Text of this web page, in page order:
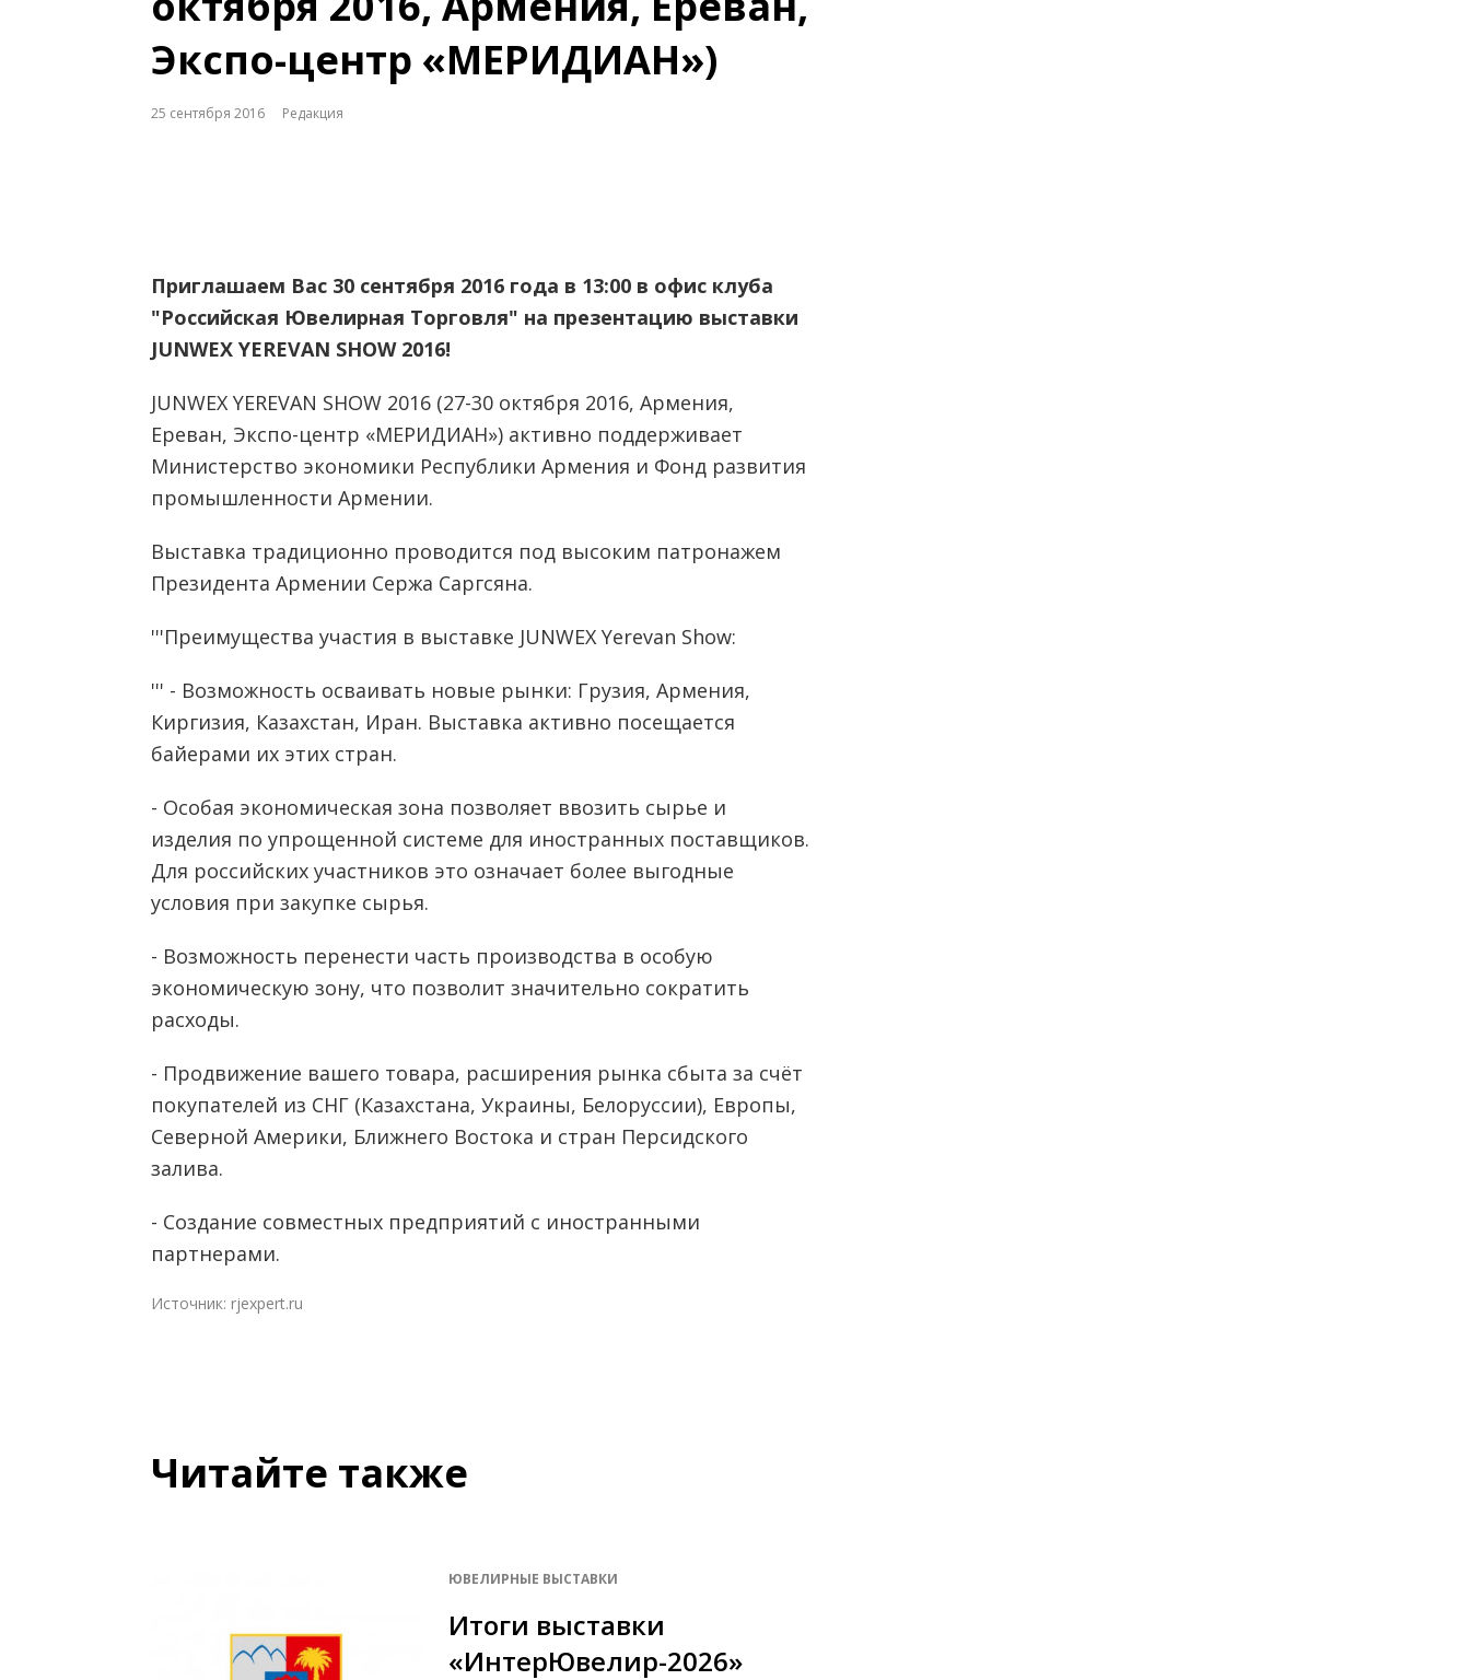
Экспо-центр «МЕРИДИАН»)
25 сентября 2016 Редакция
Приглашаем Вас 30 сентября 2016 года в 13:00 в офис клуба
"Российская Ювелирная Торговля" на презентацию выставки
JUNWEX YEREVAN SHOW 2016!
JUNWEX YEREVAN SHOW 2016 (27-30 октября 2016, Армения,
Ереван, Экспо-центр «МЕРИДИАН») активно поддерживает
Министерство экономики Республики Армения и Фонд развития
промышленности Армении.
Выставка традиционно проводится под высоким патронажем
Президента Армении Сержа Саргсяна.
'''Преимущества участия в выставке JUNWEX Yerevan Show:
''' - Возможность осваивать новые рынки: Грузия, Армения,
Киргизия, Казахстан, Иран. Выставка активно посещается
байерами их этих стран.
- Особая экономическая зона позволяет ввозить сырье и
изделия по упрощенной системе для иностранных поставщиков.
Для российских участников это означает более выгодные
условия при закупке сырья.
- Возможность перенести часть производства в особую
экономическую зону, что позволит значительно сократить
расходы.
- Продвижение вашего товара, расширения рынка сбыта за счёт
покупателей из СНГ (Казахстана, Украины, Белоруссии), Европы,
Северной Америки, Ближнего Востока и стран Персидского
залива.
- Создание совместных предприятий с иностранными
партнерами.
Источник: rjexpert.ru
Читайте также
ЮВЕЛИРНЫЕ ВЫСТАВКИ
Итоги выставки
«ИнтерЮвелир-2026»